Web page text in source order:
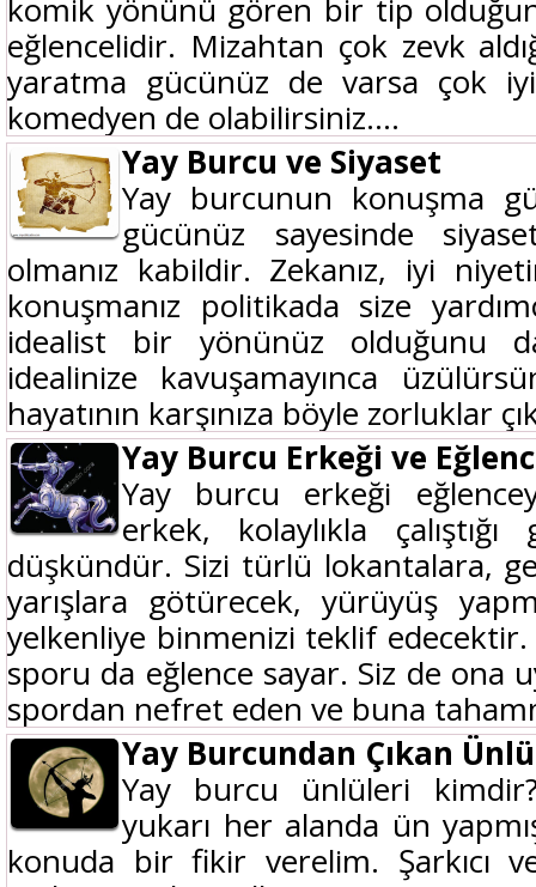
komik yönünü gören bir tip
eğlencelidir. Mizahtan çok zevk
yaratma gücünüz de varsa çok
komedyen de olabilirsiniz....
Yay Burcu ve Siyaset
Yay burcunun konuşma
gücünüz sayesinde
olmanız kabildir. Zekanız, iyi
konuşmanız politikada size
idealist bir yönünüz olduğunu da
idealinize kavuşamayınca
hayatının karşınıza böyle zorluklar
Yay Burcu Erkeği ve
Yay burcu erkeği
erkek, kolaylıkla
düşkündür. Sizi türlü lokantalara,
yarışlara götürecek, yürüyüş
yelkenliye binmenizi teklif
sporu da eğlence sayar. Siz de ona
spordan nefret eden ve buna
Yay Burcundan Çıkan
Yay burcu ünlüleri
yukarı her alanda ün
konuda bir fikir verelim. Şarkıcı